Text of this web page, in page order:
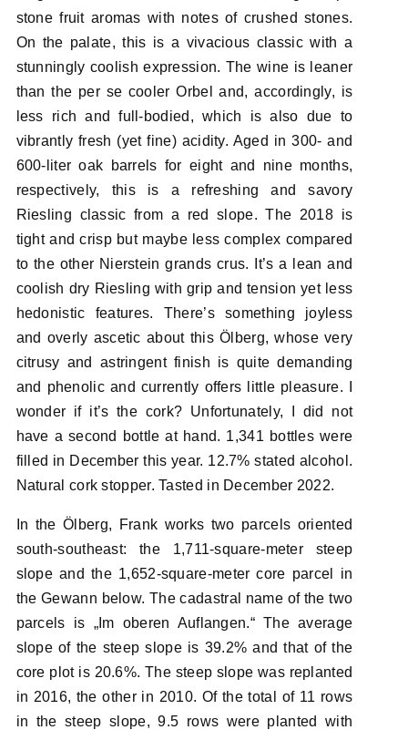
stone fruit aromas with notes of crushed stones.
On the palate, this is a vivacious classic with a
stunningly coolish expression. The wine is leaner
than the per se cooler Orbel and, accordingly, is
less rich and full-bodied, which is also due to
vibrantly fresh (yet fine) acidity. Aged in 300- and
600-liter oak barrels for eight and nine months,
respectively, this is a refreshing and savory
Riesling classic from a red slope. The 2018 is
tight and crisp but maybe less complex compared
to the other Nierstein grands crus. It’s a lean and
coolish dry Riesling with grip and tension yet less
hedonistic features. There’s something joyless
and overly ascetic about this Ölberg, whose very
citrusy and astringent finish is quite demanding
and phenolic and currently offers little pleasure. I
wonder if it’s the cork? Unfortunately, I did not
have a second bottle at hand. 1,341 bottles were
filled in December this year. 12.7% stated alcohol.
Natural cork stopper. Tasted in December 2022.
In the Ölberg, Frank works two parcels oriented
south-southeast: the 1,711-square-meter steep
slope and the 1,652-square-meter core parcel in
the Gewann below. The cadastral name of the two
parcels is „Im oberen Auflangen.“ The average
slope of the steep slope is 39.2% and that of the
core plot is 20.6%. The steep slope was replanted
in 2016, the other in 2010. Of the total of 11 rows
in the steep slope, 9.5 rows were planted with